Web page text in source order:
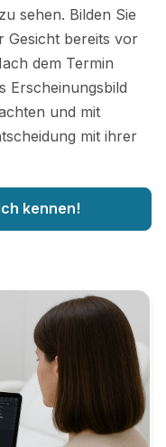
sehen. Bilden Sie
Gesicht bereits vor
dem Termin
Erscheinungsbild
und mit
mit ihrer
kennen!